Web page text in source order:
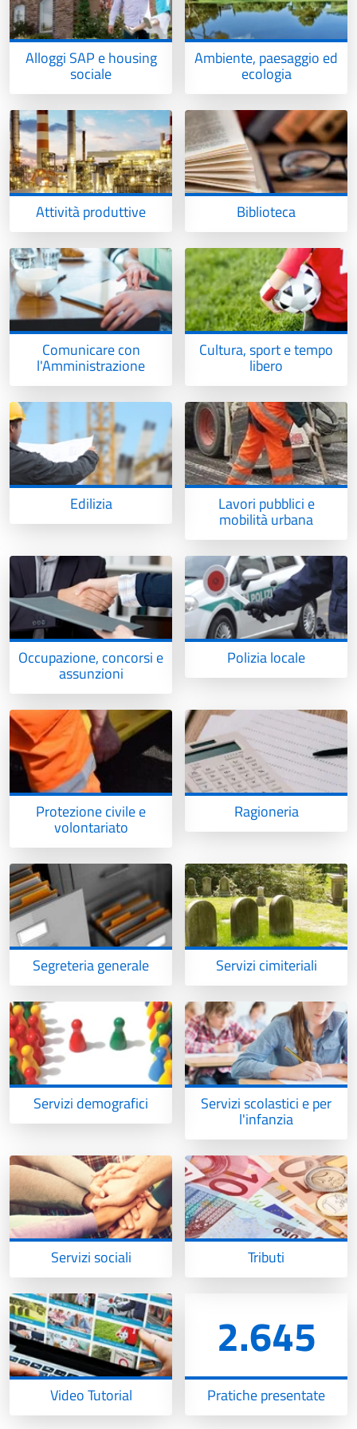
Alloggi SAP e housing
sociale
Ambiente, paesaggio ed
ecologia
Attività produttive Biblioteca
Comunicare con
l'Amministrazione
Cultura, sport e tempo
libero
Edilizia Lavori pubblici e
mobilità urbana
Occupazione, concorsi e
assunzioni
Polizia locale
Protezione civile e
volontariato
Ragioneria
Segreteria generale Servizi cimiteriali
Servizi demografici Servizi scolastici e per
l'infanzia
Servizi sociali Tributi
Video Tutorial
2.645
Pratiche presentate